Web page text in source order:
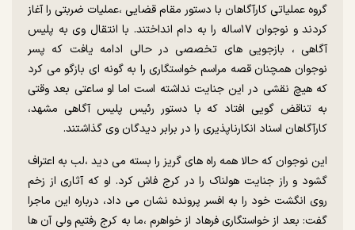
گروه عملیاتی کارآگاهان با دستور مقام قضایی ،عملیات ضربتی را آغاز
کردند و نوجوان ۱۷ساله را به دام انداختند. با انتقال وی به پلیس
آگاهی ، بازجویی های تخصصی در حالی ادامه یافت که پسر
نوجوان همچنان قصه مراسم خواستگاری را به گونه ای بازگو می کرد
که هیچ نقشی در این جنایت نداشته است اما او ساعتی بعد وقتی
به تناقض گویی افتاد که با دستور رئیس پلیس آگاهی مشهد،
کارآگاهان اسناد انکارناپذیری را در برابر دیدگان وی گذاشتند.
این نوجوان که حالا همه راه های گریز را بسته می دید ،لب به اعتراف
گشود و راز جنایت هولناک را در کرج فاش کرد. او که آثاری از زخم
روی انگشت خود را به افسر پرونده نشان می داد، درباره این ماجرا
گفت: بعد از خواستگاری فرهاد از خواهرم ،ما به کرج رفتیم ولی آن ها